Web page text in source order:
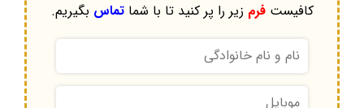
کافیستفرم زیر را پر کنید تا با شماتماس بگیریم.